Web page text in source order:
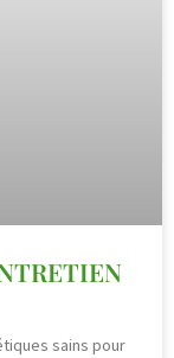
sains pour